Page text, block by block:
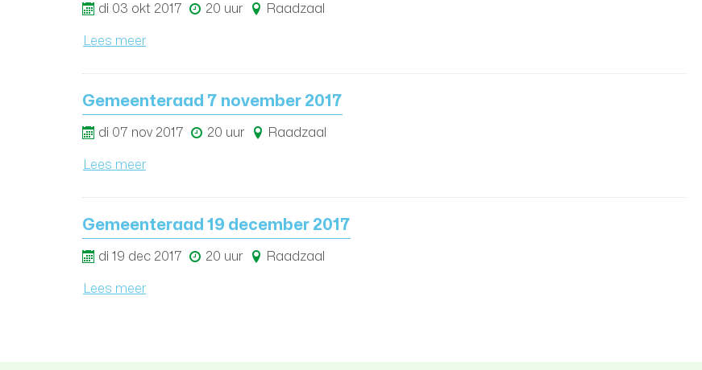
di 03 okt 2017 20 uur Raadzaal
Lees meer
Gemeenteraad 7 november 2017
di 07 nov 2017 20 uur Raadzaal
Lees meer
Gemeenteraad 19 december 2017
di 19 dec 2017 20 uur Raadzaal
Lees meer